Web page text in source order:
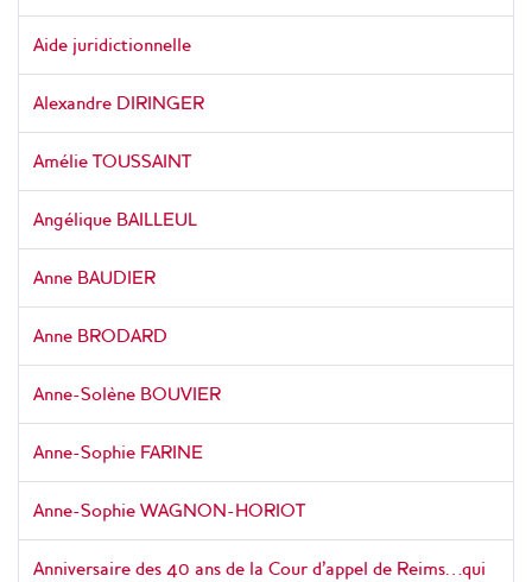
Aide juridictionnelle
Alexandre DIRINGER
Amélie TOUSSAINT
Angélique BAILLEUL
Anne BAUDIER
Anne BRODARD
Anne-Solène BOUVIER
Anne-Sophie FARINE
Anne-Sophie WAGNON-HORIOT
Anniversaire des 40 ans de la Cour d’appel de Reims…qui